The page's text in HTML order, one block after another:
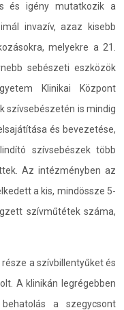
és igény mutatkozik a
invazív, azaz kisebb
melyekre a 21.
sebészeti eszközök
Klinikai Központ
szívsebészetén is mindig
és bevezetése,
szívsebészek több
Az intézményben az
a kis, mindössze 5-
szívműtétek száma,
a szívbillentyűket és
A klinikán legrégebben
a szegycsont